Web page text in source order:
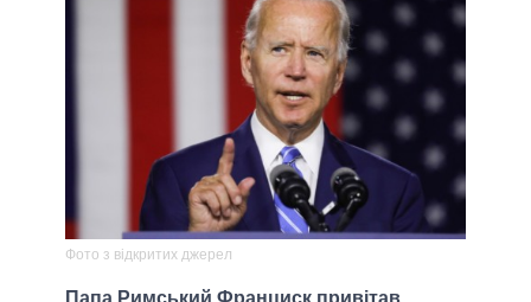
Фото з відкритих джерел